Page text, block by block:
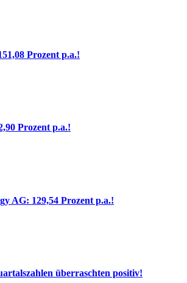
Prozent p.a.!
Prozent p.a.!
AG: 129,54 Prozent p.a.!
überraschten positiv!